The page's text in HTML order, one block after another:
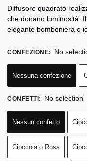
Diffusore quadrato
che donano luminosità.
elegante bomboniera o
CONFEZIONE: No
Nessuna confezione
CONFETTI: No selection
Nessun confetto
Cioccolato Rosa